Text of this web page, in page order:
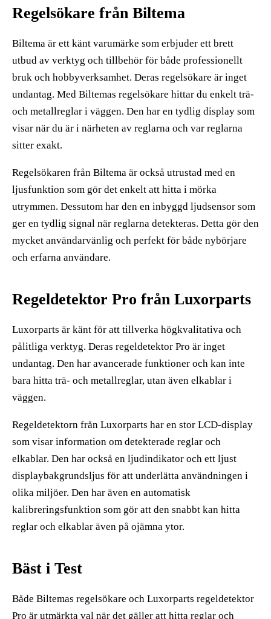
Regelsökare från Biltema
Biltema är ett känt varumärke som erbjuder ett brett
utbud av verktyg och tillbehör för både professionellt
bruk och hobbyverksamhet. Deras regelsökare är inget
undantag. Med Biltemas regelsökare hittar du enkelt trä-
och metallreglar i väggen. Den har en tydlig display som
visar när du är i närheten av reglarna och var reglarna
sitter exakt.
Regelsökaren från Biltema är också utrustad med en
ljusfunktion som gör det enkelt att hitta i mörka
utrymmen. Dessutom har den en inbyggd ljudsensor som
ger en tydlig signal när reglarna detekteras. Detta gör den
mycket användarvänlig och perfekt för både nybörjare
och erfarna användare.
Regeldetektor Pro från Luxorparts
Luxorparts är känt för att tillverka högkvalitativa och
pålitliga verktyg. Deras regeldetektor Pro är inget
undantag. Den har avancerade funktioner och kan inte
bara hitta trä- och metallreglar, utan även elkablar i
väggen.
Regeldetektorn från Luxorparts har en stor LCD-display
som visar information om detekterade reglar och
elkablar. Den har också en ljudindikator och ett ljust
displaybakgrundsljus för att underlätta användningen i
olika miljöer. Den har även en automatisk
kalibreringsfunktion som gör att den snabbt kan hitta
reglar och elkablar även på ojämna ytor.
Bäst i Test
Både Biltemas regelsökare och Luxorparts regeldetektor
Pro är utmärkta val när det gäller att hitta reglar och